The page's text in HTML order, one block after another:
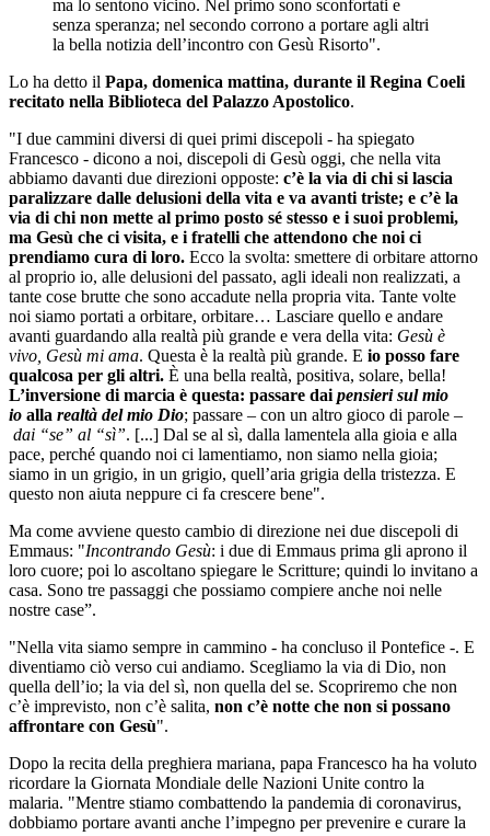
ma lo sentono vicino. Nel primo sono sconfortati e
senza speranza; nel secondo corrono a portare agli altri
la bella notizia dell’incontro con Gesù Risorto".
Lo ha detto il Papa, domenica mattina, durante il Regina Coeli
recitato nella Biblioteca del Palazzo Apostolico.
"I due cammini diversi di quei primi discepoli - ha spiegato
Francesco - dicono a noi, discepoli di Gesù oggi, che nella vita
abbiamo davanti due direzioni opposte: c’è la via di chi si lascia
paralizzare dalle delusioni della vita e va avanti triste; e c’è la
via di chi non mette al primo posto sé stesso e i suoi problemi,
ma Gesù che ci visita, e i fratelli che attendono che noi ci
prendiamo cura di loro. Ecco la svolta: smettere di orbitare attorno
al proprio io, alle delusioni del passato, agli ideali non realizzati, a
tante cose brutte che sono accadute nella propria vita. Tante volte
noi siamo portati a orbitare, orbitare… Lasciare quello e andare
avanti guardando alla realtà più grande e vera della vita: Gesù è
vivo, Gesù mi ama. Questa è la realtà più grande. E io posso fare
qualcosa per gli altri. È una bella realtà, positiva, solare, bella!
L’inversione di marcia è questa: passare dai pensieri sul mio
io alla realtà del mio Dio; passare – con un altro gioco di parole –
dai “se” al “sì”. [...] Dal se al sì, dalla lamentela alla gioia e alla
pace, perché quando noi ci lamentiamo, non siamo nella gioia;
siamo in un grigio, in un grigio, quell’aria grigia della tristezza. E
questo non aiuta neppure ci fa crescere bene".
Ma come avviene questo cambio di direzione nei due discepoli di
Emmaus: "Incontrando Gesù: i due di Emmaus prima gli aprono il
loro cuore; poi lo ascoltano spiegare le Scritture; quindi lo invitano a
casa. Sono tre passaggi che possiamo compiere anche noi nelle
nostre case”.
"Nella vita siamo sempre in cammino - ha concluso il Pontefice -. E
diventiamo ciò verso cui andiamo. Scegliamo la via di Dio, non
quella dell’io; la via del sì, non quella del se. Scopriremo che non
c’è imprevisto, non c’è salita, non c’è notte che non si possano
affrontare con Gesù".
Dopo la recita della preghiera mariana, papa Francesco ha ha voluto
ricordare la Giornata Mondiale delle Nazioni Unite contro la
malaria. "Mentre stiamo combattendo la pandemia di coronavirus,
dobbiamo portare avanti anche l’impegno per prevenire e curare la